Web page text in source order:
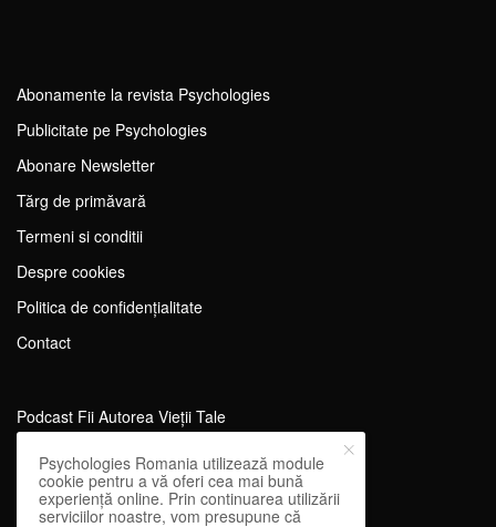
Abonamente la revista Psychologies
Publicitate pe Psychologies
Abonare Newsletter
Tărg de primăvară
Termeni si conditii
Despre cookies
Politica de confidențialitate
Contact
Podcast Fii Autorea Vieții Tale
Evenimente Fii Autoarea Vieții Tale!
SportEdu
Antrenament Mental pentru Sportivi
Psychologies Romania utilizează module
cookie pentru a vă oferi cea mai bună
experiență online. Prin continuarea utilizării
serviciilor noastre, vom presupune că